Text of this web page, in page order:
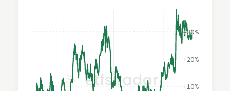
+10%
+20%
+30%